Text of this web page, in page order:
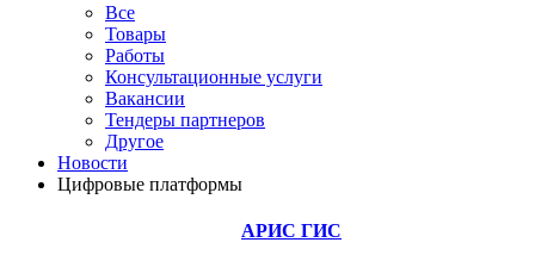
Все
Товары
Работы
Консультационные услуги
Вакансии
Тендеры партнеров
Другое
Новости
Цифровые платформы
АРИС ГИС